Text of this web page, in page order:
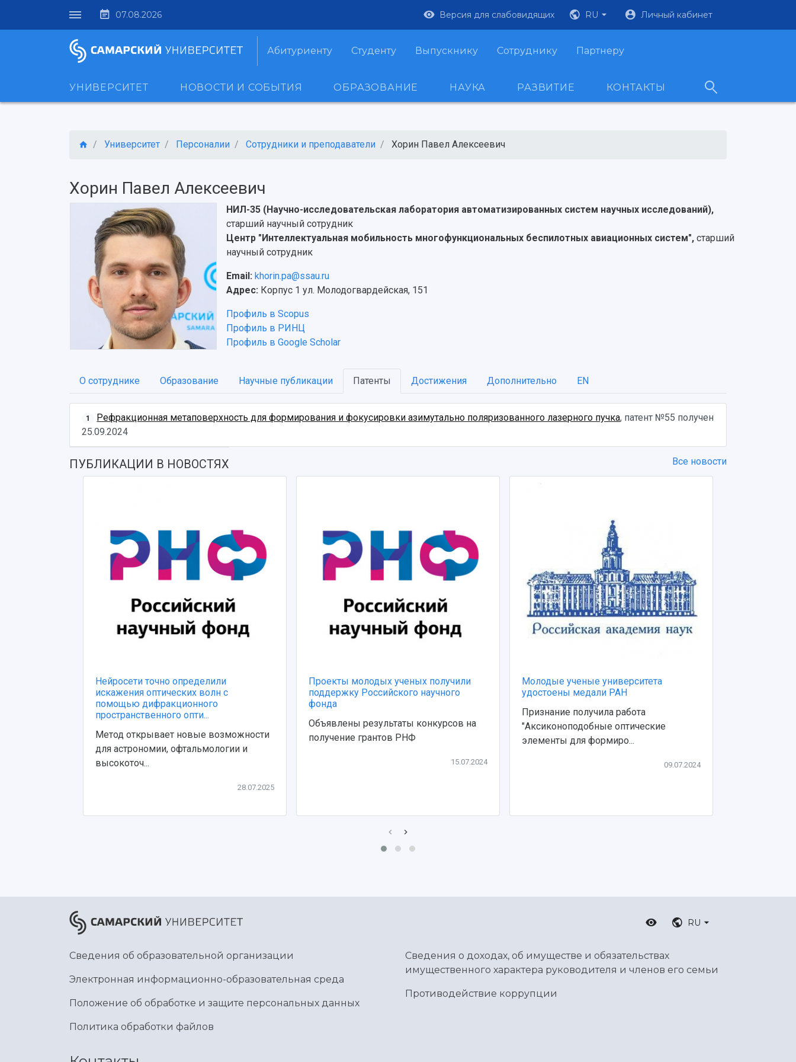
07.08.2026 Версия для слабовидящих RU Личный кабинет
Абитуриенту Студенту Выпускнику Сотруднику Партнеру
УНИВЕРСИТЕТ НОВОСТИ И СОБЫТИЯ ОБРАЗОВАНИЕ НАУКА РАЗВИТИЕ КОНТАКТЫ
Университет Персоналии Сотрудники и преподаватели Хорин Павел Алексеевич
Хорин Павел Алексеевич
НИЛ-35 (Научно-исследовательская лаборатория автоматизированных систем научных исследований),
старший научный сотрудник
Центр "Интеллектуальная мобильность многофункциональных беспилотных авиационных систем", старший
научный сотрудник
Email: khorin.pa@ssau.ru
Адрес: Корпус 1 ул. Молодогвардейская, 151
Профиль в Scopus
Профиль в РИНЦ
Профиль в Google Scholar
О сотруднике Образование Научные публикации Патенты Достижения Дополнительно EN
1 Рефракционная метаповерхность для формирования и фокусировки азимутально поляризованного лазерного пучка, патент №55 получен
25.09.2024
ПУБЛИКАЦИИ В НОВОСТЯХ Все новости
Нейросети точно определили
искажения оптических волн с
помощью дифракционного
пространственного опти...
Метод открывает новые возможности
для астрономии, офтальмологии и
высокоточ...
28.07.2025
Проекты молодых ученых получили
поддержку Российского научного
фонда
Объявлены результаты конкурсов на
получение грантов РНФ
15.07.2024
Молодые ученые университета
удостоены медали РАН
Признание получила работа
"Аксиконоподобные оптические
элементы для формиро...
09.07.2024
RU
Сведения об образовательной организации
Электронная информационно-образовательная среда
Положение об обработке и защите персональных данных
Политика обработки файлов
Сведения о доходах, об имуществе и обязательствах
имущественного характера руководителя и членов его семьи
Противодействие коррупции